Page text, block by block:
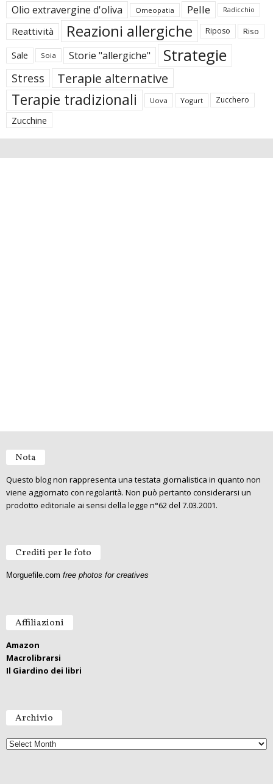
Olio extravergine d'oliva Omeopatia Pelle Radicchio
Reattività Reazioni allergiche Riposo Riso
Sale Soia Storie "allergiche" Strategie
Stress Terapie alternative
Terapie tradizionali Uova Yogurt Zucchero
Zucchine
Nota
Questo blog non rappresenta una testata giornalistica in quanto non
viene aggiornato con regolarità. Non può pertanto considerarsi un
prodotto editoriale ai sensi della legge n°62 del 7.03.2001.
Crediti per le foto
Morguefile.com free photos for creatives
Affiliazioni
Amazon
Macrolibrarsi
Il Giardino dei libri
Archivio